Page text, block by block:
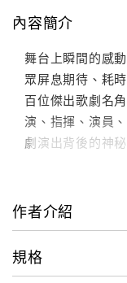
內容簡介
舞台上瞬間的感
眾屏息期待、耗
百位傑出歌劇名
演、指揮、演員
劇演出背後的神秘
作者介紹
規格